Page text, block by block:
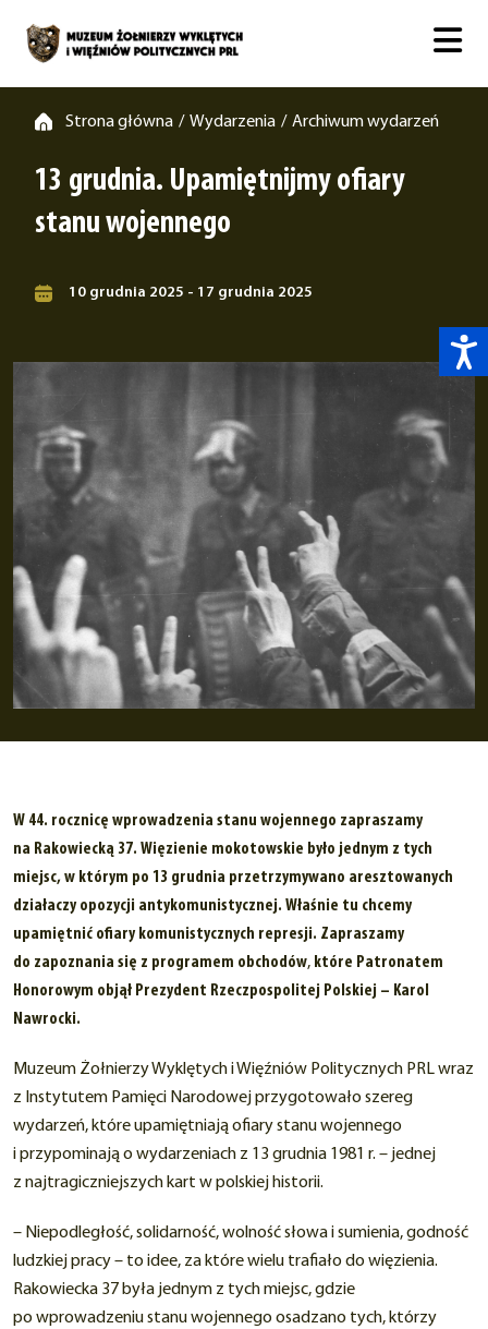
Strona główna / Wydarzenia / Archiwum wydarzeń
13 grudnia. Upamiętnijmy ofiary
stanu wojennego
10 grudnia 2025 - 17 grudnia 2025
W 44. rocznicę wprowadzenia stanu wojennego zapraszamy
na Rakowiecką 37. Więzienie mokotowskie było jednym z tych
miejsc, w którym po 13 grudnia przetrzymywano aresztowanych
działaczy opozycji antykomunistycznej. Właśnie tu chcemy
upamiętnić ofiary komunistycznych represji. Zapraszamy
do zapoznania się z programem obchodów, które Patronatem
Honorowym objął Prezydent Rzeczpospolitej Polskiej – Karol
Nawrocki.
Muzeum Żołnierzy Wyklętych i Więźniów Politycznych PRL wraz
z Instytutem Pamięci Narodowej przygotowało szereg
wydarzeń, które upamiętniają ofiary stanu wojennego
i przypominają o wydarzeniach z 13 grudnia 1981 r. – jednej
z najtragiczniejszych kart w polskiej historii.
– Niepodległość, solidarność, wolność słowa i sumienia, godność
ludzkiej pracy – to idee, za które wielu trafiało do więzienia.
Rakowiecka 37 była jednym z tych miejsc, gdzie
po wprowadzeniu stanu wojennego osadzano tych, którzy